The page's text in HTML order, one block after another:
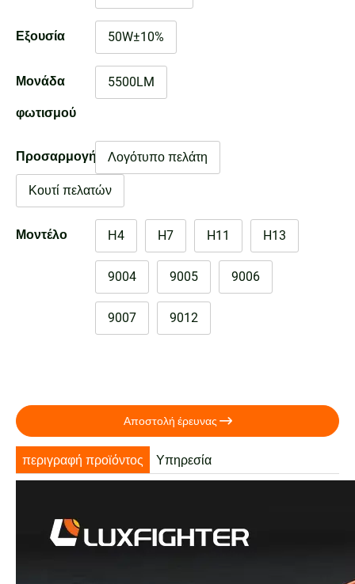
Εξουσία 50W±10%
Μονάδα
φωτισμού
5500LM
Προσαρμογή Λογότυπο πελάτη
Κουτί πελατών
Μοντέλο Η4 H7 H11 H13
9004 9005 9006
9007 9012
Αποστολή έρευνας 
περιγραφή προϊόντος Υπηρεσία